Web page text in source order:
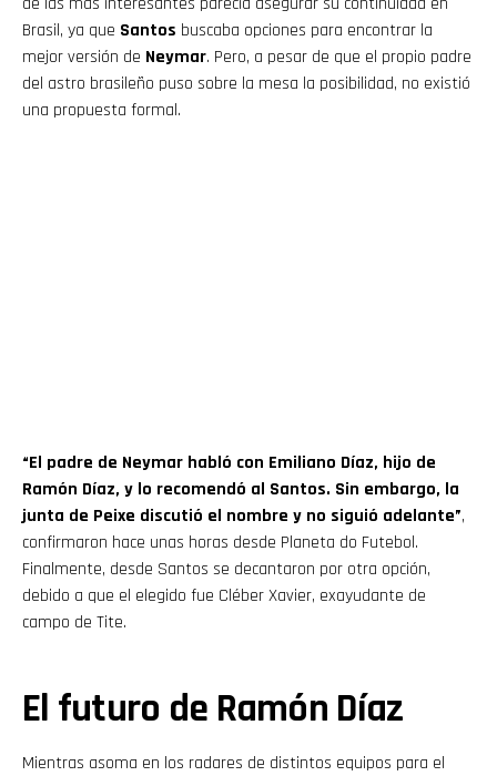
Brasil, ya que Santos buscaba opciones para encontrar la
mejor versión de Neymar. Pero, a pesar de que el propio padre
del astro brasileño puso sobre la mesa la posibilidad, no existió
una propuesta formal.
“El padre de Neymar habló con Emiliano Díaz, hijo de
Ramón Díaz, y lo recomendó al Santos. Sin embargo, la
junta de Peixe discutió el nombre y no siguió adelante”,
confirmaron hace unas horas desde Planeta do Futebol.
Finalmente, desde Santos se decantaron por otra opción,
debido a que el elegido fue Cléber Xavier, exayudante de
campo de Tite.
El futuro de Ramón Díaz
Mientras asoma en los radares de distintos equipos para el